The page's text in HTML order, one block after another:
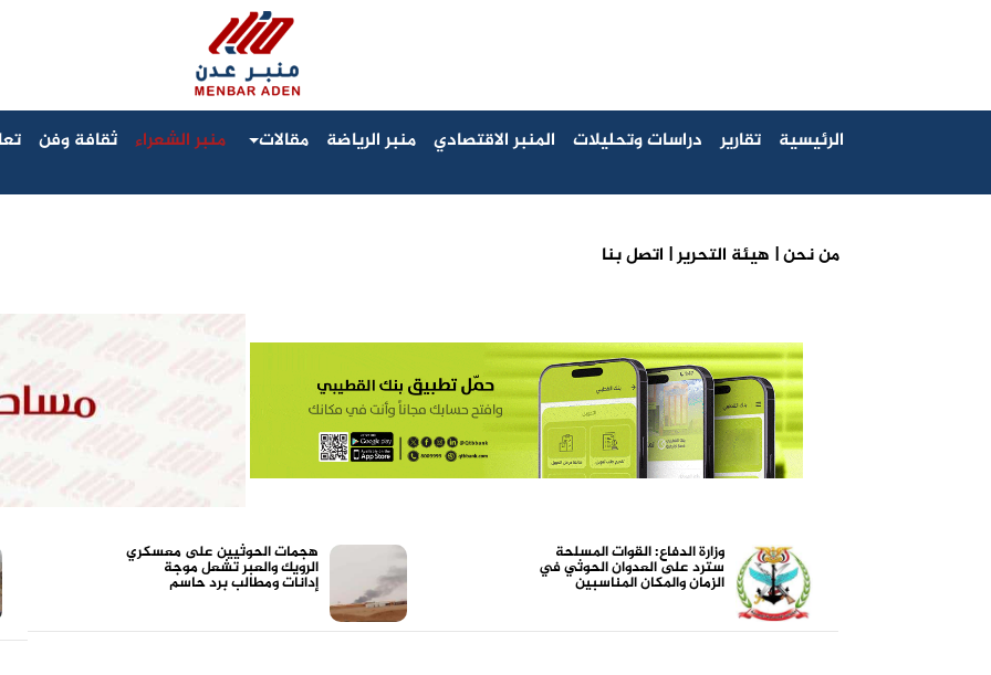
من نحن | هيئة التحرير | اتصل بنا
الرئيسية تقارير دراسات وتحليلات المنبر الاقتصادي منبر الرياضة مقالات منبر الشعراء ثقافة وفن
وزارة الدفاع: القوات المسلحة
سترد على العدوان الحوثي في
الزمان والمكان المناسبين
هجمات الحوثيين على معسكري
الرويك والعبر تشعل موجة
إدانات ومطالب برد حاسم